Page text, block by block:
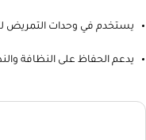
يستخدم في وحدات التمريض
يدعم الحفاظ على النظافة